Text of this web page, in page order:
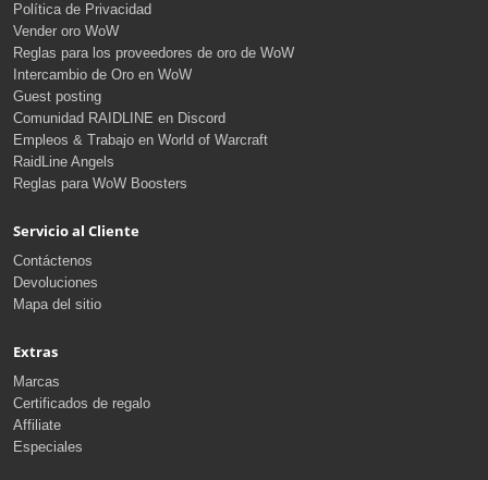
Política de Privacidad
Vender oro WoW
Reglas para los proveedores de oro de WoW
Intercambio de Oro en WoW
Guest posting
Comunidad RAIDLINE en Discord
Empleos & Trabajo en World of Warcraft
RaidLine Angels
Reglas para WoW Boosters
Servicio al Cliente
Contáctenos
Devoluciones
Mapa del sitio
Extras
Marcas
Certificados de regalo
Affiliate
Especiales